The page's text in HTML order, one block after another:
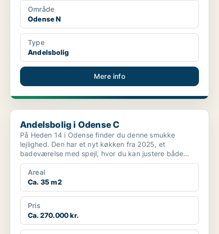
Område
Odense N
Type
Andelsbolig
Mere info
Andelsbolig i Odense C
Andelsbolig i Odense C
På Heden 14 i Odense finder du denne smukke
lejlighed. Den har et nyt køkken fra 2025, et
badeværelse med spejl, hvor du kan justere både
lysstyrke og farvet...
Areal
Ca. 35 m2
Pris
Ca. 270.000 kr.